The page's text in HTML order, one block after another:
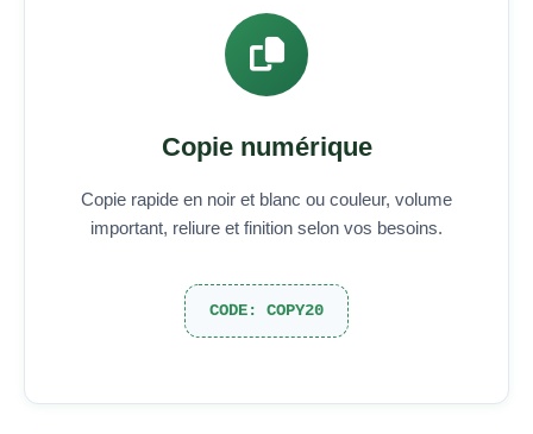
Copie numérique
Copie rapide en noir et blanc ou couleur, volume
important, reliure et finition selon vos besoins.
CODE: COPY20